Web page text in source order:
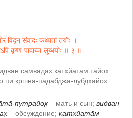
विद्वन् संवादः कथ्यतां तयोः ।
कृष्ण-पादाब्ज-लुब्धयोः ॥ ३ ॥
сам̇ва̄дах̣ катхйата̄м̇ тайох̣
пи кр̣шн̣а-па̄да̄бджа-лубдхайох̣
путрайох̣– мать и сын; видван–
– обсуждение; катхйата̄м –